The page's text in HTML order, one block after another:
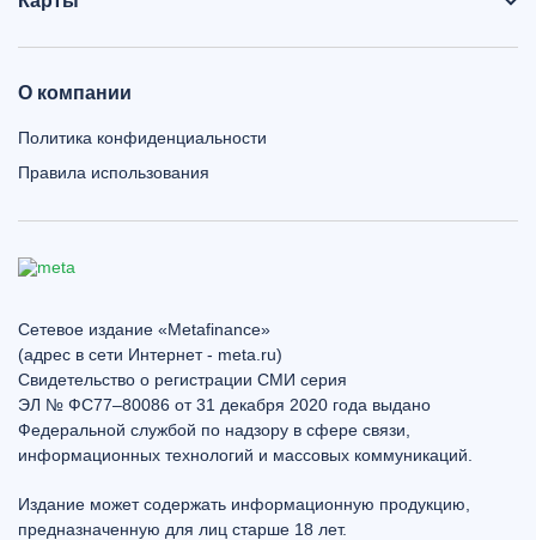
О компании
Политика конфиденциальности
Правила использования
Сетевое издание «Metafinance»
(адрес в сети Интернет - meta.ru)
Свидетельство о регистрации СМИ серия
ЭЛ № ФС77–80086 от 31 декабря 2020 года выдано
Федеральной службой по надзору в сфере связи,
информационных технологий и массовых коммуникаций.
Издание может содержать информационную продукцию,
предназначенную для лиц старше 18 лет.